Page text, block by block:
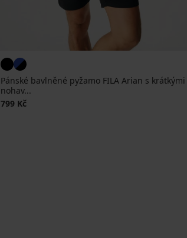
Pánské bavlněné pyžamo FILA Arian s krátkými
nohav...
799 Kč